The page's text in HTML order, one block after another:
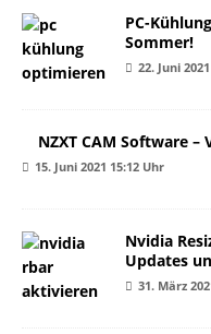
PC-
Sommer!
22. Juni
NZXT CAM Software
15. Juni 2021 15:12 Uhr
Nvidia
Updates
31. März